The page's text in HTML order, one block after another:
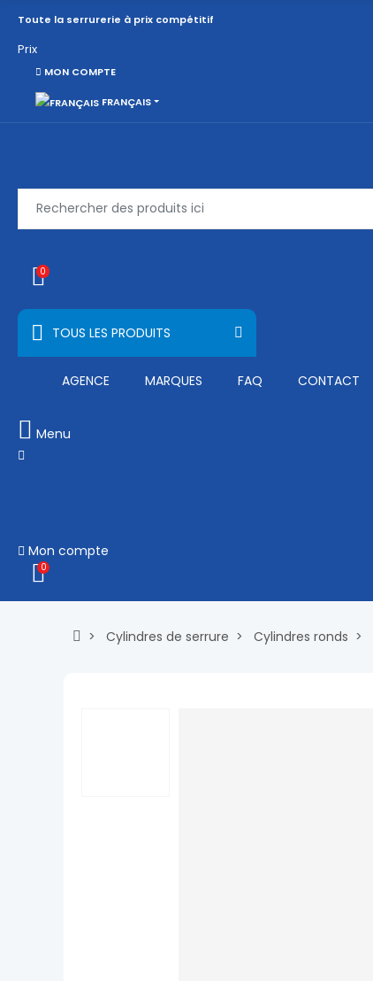
Toute la serrurerie à prix compétitif
Prix
MON COMPTE
FRANÇAIS
0
TOUS LES PRODUITS
AGENCE MARQUES FAQ CONTACT
Menu
Mon compte
0
Cylindres de serrure Cylindres ronds